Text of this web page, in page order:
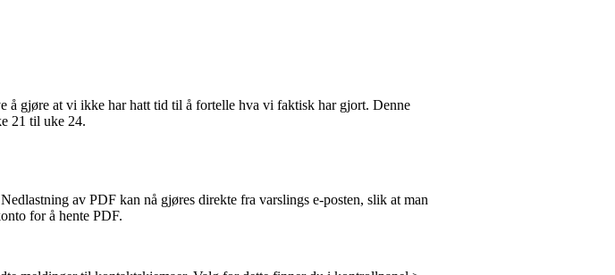
å gjøre at vi ikke har hatt tid til å fortelle hva vi faktisk har gjort. Denne
21 til uke 24.
av PDF kan nå gjøres direkte fra varslings e-posten, slik at man
for å hente PDF.